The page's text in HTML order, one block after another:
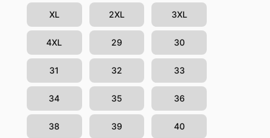
XL 2XL 3XL
4XL 29 30
31 32 33
34 35 36
38 39 40